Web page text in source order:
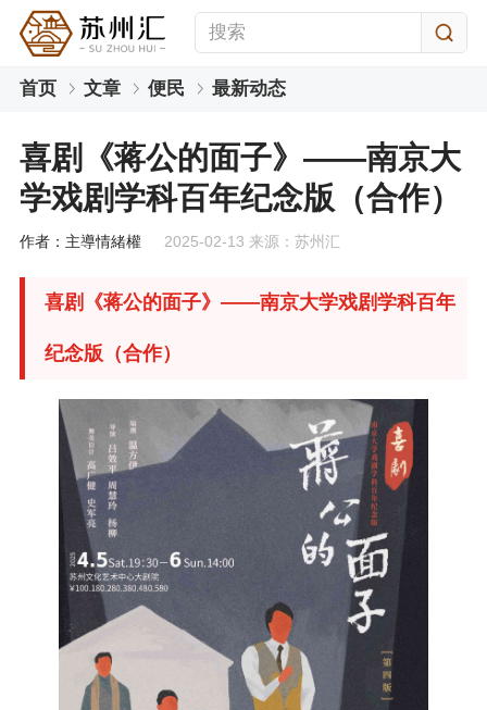
首页 文章 便民 最新动态
喜剧《蒋公的面子》——南京大
学戏剧学科百年纪念版（合作）
作者：主導情緒權 2025-02-13 来源：苏州汇
喜剧《蒋公的面子》——南京大学戏剧学科百年
纪念版（合作）